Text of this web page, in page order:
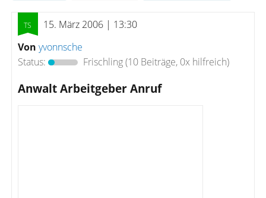
15. März 2006 | 13:30
Von yvonnsche
Status:
Frischling(10 Beiträge, 0x hilfreich)
Anwalt Arbeitgeber Anruf